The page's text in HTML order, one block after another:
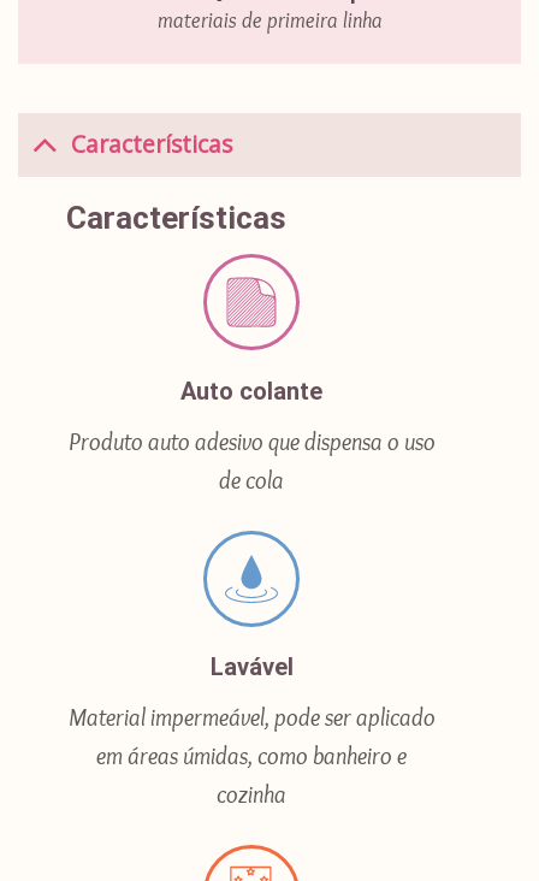
materiais de primeira linha
Características
Características
Auto colante
Produto auto adesivo que dispensa o uso
de cola
Lavável
Material impermeável, pode ser aplicado
em áreas úmidas, como banheiro e
cozinha